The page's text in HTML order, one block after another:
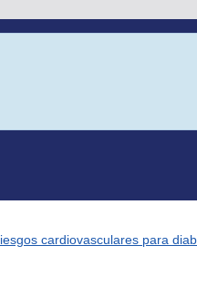
cardiovasculares para